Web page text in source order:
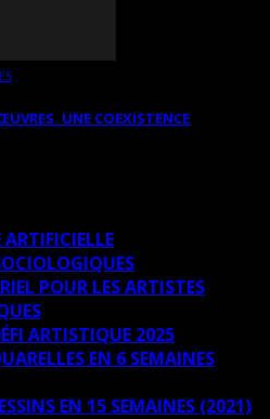
UNE COEXISTENCE
POUR LES ARTISTES
ARTISTIQUE 2025
EN 6 SEMAINES
EN 15 SEMAINES (2021)